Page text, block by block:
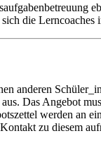
die
anderen
Das Angebot
werden an
zu diesem